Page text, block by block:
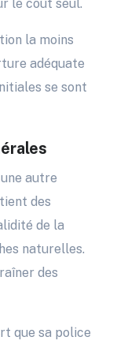
le coût seul.
la moins
adéquate
se sont
autre
des
de la
naturelles.
des
que sa police